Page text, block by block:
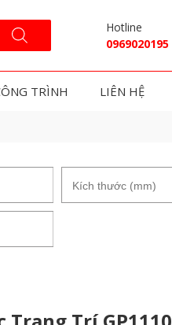
Hotline
0969020195
TRÌNH LIÊN HỆ